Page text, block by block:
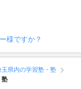
様ですか？
玉県内の学習塾・塾
塾